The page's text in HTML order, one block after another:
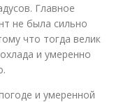
Главное
не была сильно
что тогда велик
и умеренно
и умеренной